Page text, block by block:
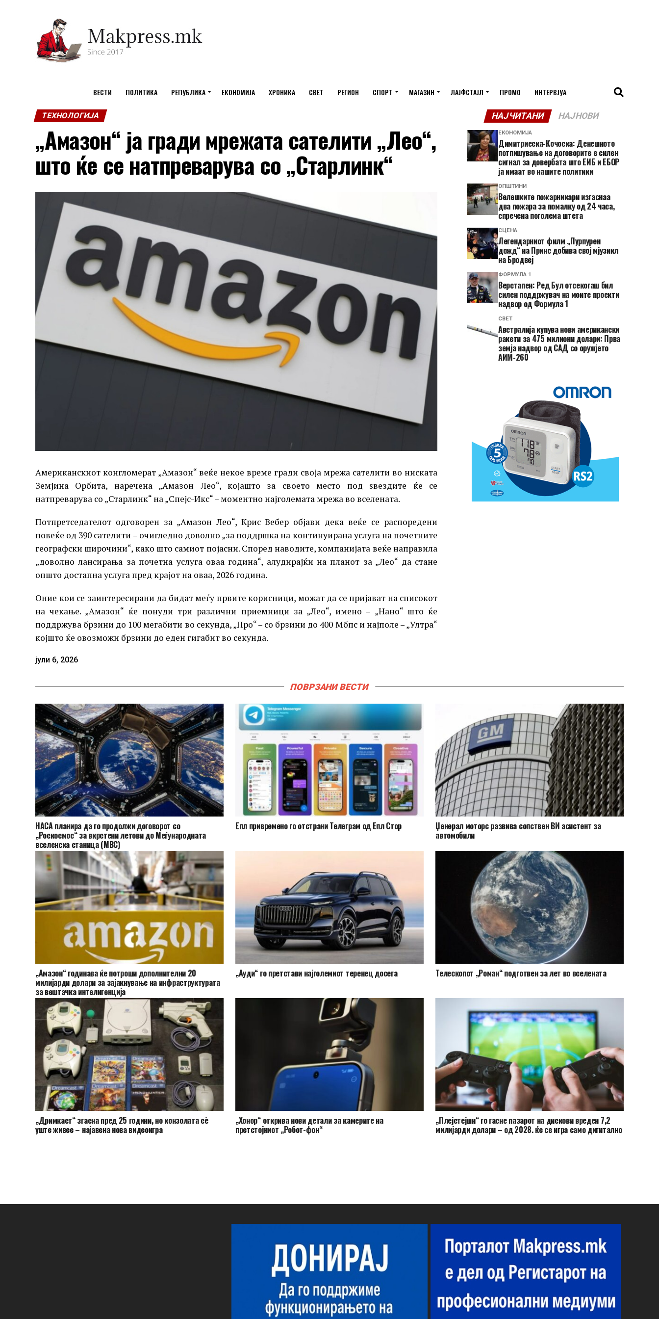
ВЕСТИ ПОЛИТИКА РЕПУБЛИКА ЕКОНОМИЈА ХРОНИКА СВЕТ РЕГИОН СПОРТ МАГАЗИН ЛАЈФСТАЈЛ ПРОМО ИНТЕРВЈУА
ТЕХНОЛОГИЈА
„Амазон“ ја гради мрежата сателити „Лео“,
што ќе се натпреварува со „Старлинк“
Американскиот конгломерат „Амазон“ веќе некое време гради своја мрежа сателити во ниската
Земјина Орбита, наречена „Амазон Лео“, којашто за своето место под ѕвездите ќе се
натпреварува со „Старлинк“ на „Спејс-Икс“ – моментно најголемата мрежа во вселената.
Потпретседателот одговорен за „Амазон Лео“, Крис Вебер објави дека веќе се распоредени
повеќе од 390 сателити – очигледно доволно „за поддршка на континуирана услуга на почетните
географски широчини“, како што самиот појасни. Според наводите, компанијата веќе направила
„доволно лансирања за почетна услуга оваа година“, алудирајќи на планот за „Лео“ да стане
општо достапна услуга пред крајот на оваа, 2026 година.
Оние кои се заинтересирани да бидат меѓу првите корисници, можат да се пријават на списокот
на чекање. „Амазон“ ќе понуди три различни приемници за „Лео“, имено – „Нано“ што ќе
поддржува брзини до 100 мегабити во секунда, „Про“ – со брзини до 400 Мбпс и најполе – „Ултра“
којшто ќе овозможи брзини до еден гигабит во секунда.
јули 6, 2026
НАЈЧИТАНИ НАЈНОВИ
ЕКОНОМИЈА
Димитриеска-Кочоска: Денешното
потпишување на договорите е силен
сигнал за довербата што ЕИБ и ЕБОР
ја имаат во нашите политики
ОПШТИНИ
Велешките пожарникари изгаснаа
два пожара за помалку од 24 часа,
спречена поголема штета
СЦЕНА
Легендарниот филм „Пурпурен
дожд“ на Принс добива свој мјузикл
на Бродвеј
ФОРМУЛА 1
Верстапен: Ред Бул отсекогаш бил
силен поддржувач на моите проекти
надвор од Формула 1
СВЕТ
Австралија купува нови американски
ракети за 475 милиони долари: Прва
земја надвор од САД со оружјето
АИМ-260
ПОВРЗАНИ ВЕСТИ
НАСА планира да го продолжи договорот со
„Роскосмос“ за вкрстени летови до Меѓународната
вселенска станица (МВС)
Епл привремено го отстрани Телеграм од Епл Стор Џенерал моторс развива сопствен ВИ асистент за
автомобили
„Амазон“ годинава ќе потроши дополнителни 20
милијарди долари за зајакнување на инфраструктурата
за вештачка интелигенција
„Ауди“ го претстави најголемиот теренец досега Телескопот „Роман“ подготвен за лет во вселената
„Дримкаст“ згасна пред 25 години, но конзолата сè
уште живее – најавена нова видеоигра
„Хонор“ открива нови детали за камерите на
претстојниот „Робот-фон“
„Плејстејшн“ го гасне пазарот на дискови вреден 7,2
милијарди долари – од 2028. ќе се игра само дигитално